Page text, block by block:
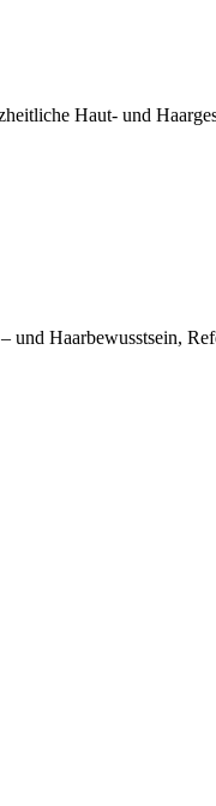
Haut- und
und Haarbewusstsein,